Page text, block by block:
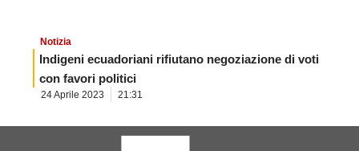
Notizia
Indigeni ecuadoriani rifiutano negoziazione di voti
con favori politici
24 Aprile 2023 21:31